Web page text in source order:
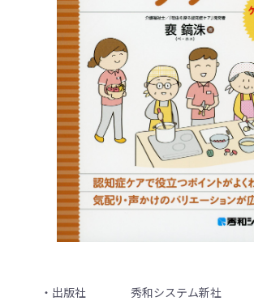
出版社
秀和システム新社